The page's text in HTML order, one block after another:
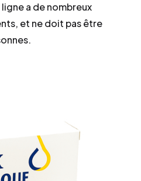
ligne a de nombreux
et ne doit pas être